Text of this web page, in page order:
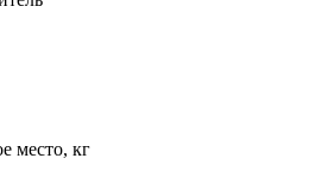
место, кг